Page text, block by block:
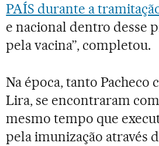
PAÍS durante a
e nacional dentro desse
pela vacina”, completou.
Na época, tanto
Lira, se encontraram
mesmo tempo que
pela imunização através